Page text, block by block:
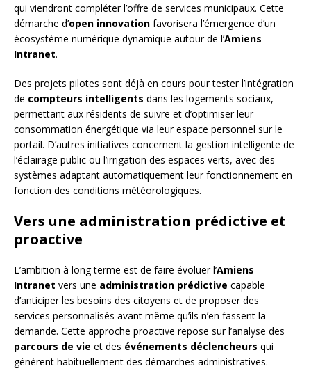
qui viendront compléter l’offre de services municipaux. Cette
démarche d’open innovation favorisera l’émergence d’un
écosystème numérique dynamique autour de l’Amiens
Intranet.
Des projets pilotes sont déjà en cours pour tester l’intégration
de compteurs intelligents dans les logements sociaux,
permettant aux résidents de suivre et d’optimiser leur
consommation énergétique via leur espace personnel sur le
portail. D’autres initiatives concernent la gestion intelligente de
l’éclairage public ou l’irrigation des espaces verts, avec des
systèmes adaptant automatiquement leur fonctionnement en
fonction des conditions météorologiques.
Vers une administration prédictive et
proactive
L’ambition à long terme est de faire évoluer l’Amiens
Intranet vers une administration prédictive capable
d’anticiper les besoins des citoyens et de proposer des
services personnalisés avant même qu’ils n’en fassent la
demande. Cette approche proactive repose sur l’analyse des
parcours de vie et des événements déclencheurs qui
génèrent habituellement des démarches administratives.